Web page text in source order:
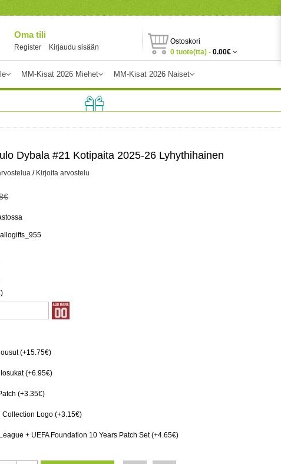
Oma tili
Register Kirjaudu sisään
Ostoskori
0 tuote(tta) - 0.00€
MM-Kisat 2026 Miehet MM-Kisat 2026 Naiset
Dybala #21 Kotipaita 2025-26 Lyhythihainen
/ Kirjoita arvostelu
(+15.75€)
(+6.95€)
(+3.35€)
Collection Logo (+3.15€)
+ UEFA Foundation 10 Years Patch Set (+4.65€)